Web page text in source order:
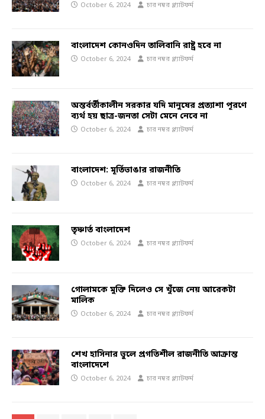
October 6, 2024 চার নম্বর প্ল্যাটফর্ম
বাংলাদেশ কোনওদিন তালিবানি রাষ্ট্র হবে না
October 6, 2024 চার নম্বর প্ল্যাটফর্ম
অন্তর্বর্তীকালীন সরকার যদি মানুষের প্রত্যাশা পূরণে
ব্যর্থ হয় ছাত্র-জনতা সেটা মেনে নেবে না
October 6, 2024 চার নম্বর প্ল্যাটফর্ম
বাংলাদেশ: মূর্তিভাঙার রাজনীতি
October 6, 2024 চার নম্বর প্ল্যাটফর্ম
তৃষ্ণার্ত বাংলাদেশ
October 6, 2024 চার নম্বর প্ল্যাটফর্ম
গোলামকে মুক্তি দিলেও সে খুঁজে নেয় আরেকটা
মালিক
October 6, 2024 চার নম্বর প্ল্যাটফর্ম
শেখ হাসিনার ভুলে প্রগতিশীল রাজনীতি আক্রান্ত
বাংলাদেশে
October 6, 2024 চার নম্বর প্ল্যাটফর্ম